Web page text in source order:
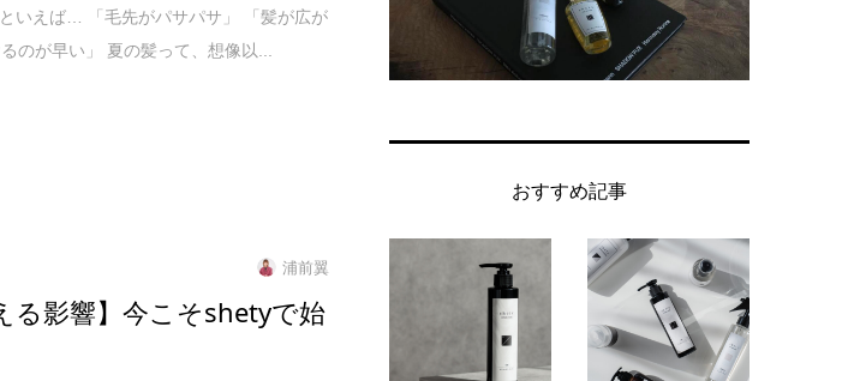
いえば… 「毛先がパサパサ」 「髪が広が
のが早い」 夏の髪って、想像以...
浦前翼
る影響】今こそshetyで始
おすすめ記事